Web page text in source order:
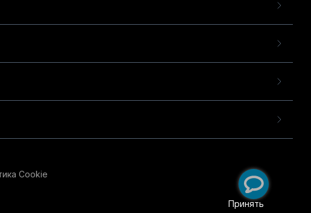
Cookie
пользовательского опыта
Принять